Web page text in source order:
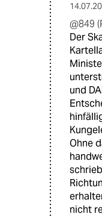
@849
Der
und
Ohne
nicht